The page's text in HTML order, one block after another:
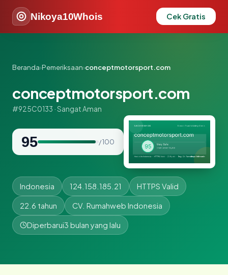
Nikoya10Whois Cek Gratis
Beranda›Pemeriksaan›conceptmotorsport.com
conceptmotorsport.com
#925C0133 · Sangat Aman
95 / 100
Indonesia 124.158.185.21 HTTPS Valid
22.6 tahun CV. Rumahweb Indonesia
Diperbarui3 bulan yang lalu